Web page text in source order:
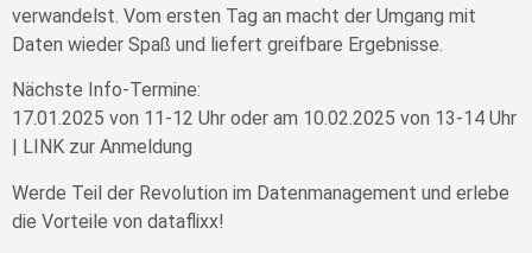
verwandelst. Vom ersten Tag an macht der Umgang mit
Daten wieder Spaß und liefert greifbare Ergebnisse.
Nächste Info-Termine:
17.01.2025 von 11-12 Uhr oder am 10.02.2025 von 13-14 Uhr
| LINK zur Anmeldung
Werde Teil der Revolution im Datenmanagement und erlebe
die Vorteile von dataflixx!